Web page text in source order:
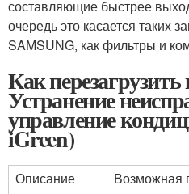
составляющие быстрее
очередь это касается таких
SAMSUNG, как фильтры и
Как
Устранение
управление
iGreen)
Описание
Возможная